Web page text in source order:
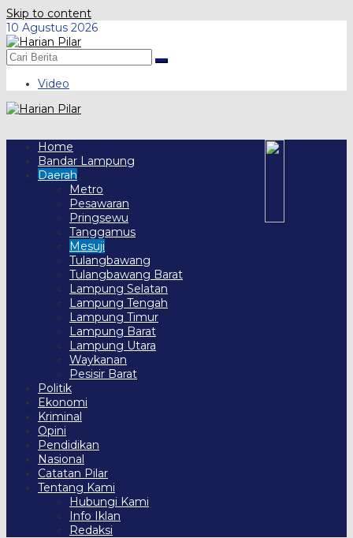
Skip to content
10 Agustus 2026
Video
Home
Bandar Lampung
Daerah
Metro
Pesawaran
Pringsewu
Tanggamus
Mesuji
Tulangbawang
Tulangbawang Barat
Lampung Selatan
Lampung Tengah
Lampung Timur
Lampung Barat
Lampung Utara
Waykanan
Pesisir Barat
Politik
Ekonomi
Kriminal
Opini
Pendidikan
Nasional
Catatan Pilar
Tentang Kami
Hubungi Kami
Info Iklan
Redaksi